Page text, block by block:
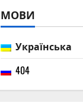
МОВИ
Українська
404